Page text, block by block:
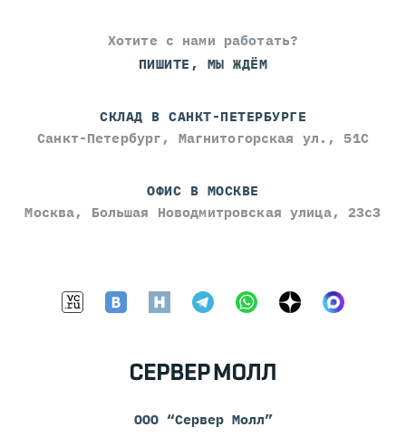
Хотите с нами работать?
ПИШИТЕ, МЫ ЖДЁМ
СКЛАД В САНКТ-ПЕТЕРБУРГЕ
Санкт-Петербург, Магнитогорская ул., 51С
ОФИС В МОСКВЕ
Москва, Большая Новодмитровская улица, 23с3
ООО “Сервер Молл”